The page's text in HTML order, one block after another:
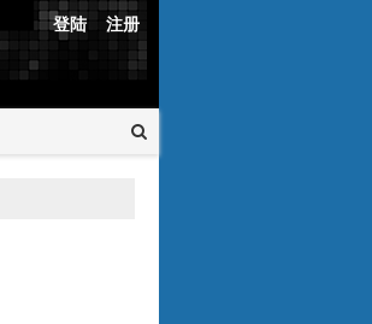
登陆 注册